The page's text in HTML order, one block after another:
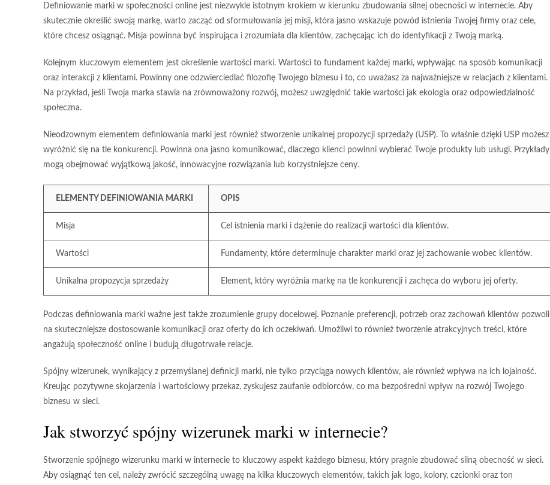
Definiowanie marki w społeczności online jest niezwykle istotnym krokiem w kierunku zbudowania silnej obecności w internecie. Aby
skutecznie określić swoją markę, warto zacząć od sformułowania jej misji, która jasno wskazuje powód istnienia Twojej firmy oraz cele,
które chcesz osiągnąć. Misja powinna być inspirująca i zrozumiała dla klientów, zachęcając ich do identyfikacji z Twoją marką.
Kolejnym kluczowym elementem jest określenie wartości marki. Wartości to fundament każdej marki, wpływając na sposób komunikacji
oraz interakcji z klientami. Powinny one odzwierciedlać filozofię Twojego biznesu i to, co uważasz za najważniejsze w relacjach z klientami.
Na przykład, jeśli Twoja marka stawia na zrównoważony rozwój, możesz uwzględnić takie wartości jak ekologia oraz odpowiedzialność
społeczna.
Nieodzownym elementem definiowania marki jest również stworzenie unikalnej propozycji sprzedaży (USP). To właśnie dzięki USP możesz
wyróżnić się na tle konkurencji. Powinna ona jasno komunikować, dlaczego klienci powinni wybierać Twoje produkty lub usługi. Przykłady
mogą obejmować wyjątkową jakość, innowacyjne rozwiązania lub korzystniejsze ceny.
ELEMENTY DEFINIOWANIA MARKI OPIS
Misja Cel istnienia marki i dążenie do realizacji wartości dla klientów.
Wartości Fundamenty, które determinuje charakter marki oraz jej zachowanie wobec klientów.
Unikalna propozycja sprzedaży Element, który wyróżnia markę na tle konkurencji i zachęca do wyboru jej oferty.
Podczas definiowania marki ważne jest także zrozumienie grupy docelowej. Poznanie preferencji, potrzeb oraz zachowań klientów pozwoli
na skuteczniejsze dostosowanie komunikacji oraz oferty do ich oczekiwań. Umożliwi to również tworzenie atrakcyjnych treści, które
angażują społeczność online i budują długotrwałe relacje.
Spójny wizerunek, wynikający z przemyślanej definicji marki, nie tylko przyciąga nowych klientów, ale również wpływa na ich lojalność.
Kreując pozytywne skojarzenia i wartościowy przekaz, zyskujesz zaufanie odbiorców, co ma bezpośredni wpływ na rozwój Twojego
biznesu w sieci.
Jak stworzyć spójny wizerunek marki w internecie?
Stworzenie spójnego wizerunku marki w internecie to kluczowy aspekt każdego biznesu, który pragnie zbudować silną obecność w sieci.
Aby osiągnąć ten cel, należy zwrócić szczególną uwagę na kilka kluczowych elementów, takich jak logo, kolory, czcionki oraz ton